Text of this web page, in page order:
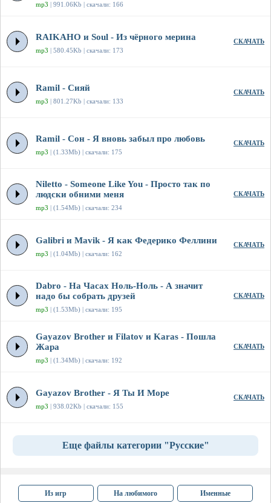
mp3 | 991.06Kb | скачали: 166
RAIKAHO и Soul - Из чёрного мерина
mp3 | 580.45Kb | скачали: 173
СКАЧАТЬ
Ramil - Сияй
mp3 | 801.27Kb | скачали: 133
СКАЧАТЬ
Ramil - Сон - Я вновь забыл про любовь
mp3 | (1.33Mb) | скачали: 175
СКАЧАТЬ
Niletto - Someone Like You - Просто так по
людски обними меня
mp3 | (1.54Mb) | скачали: 234
СКАЧАТЬ
Galibri и Mavik - Я как Федерико Феллини
mp3 | (1.04Mb) | скачали: 162
СКАЧАТЬ
Dabro - На Часах Ноль-Ноль - А значит
надо бы собрать друзей
mp3 | (1.53Mb) | скачали: 195
СКАЧАТЬ
Gayazov Brother и Filatov и Karas - Пошла
Жара
mp3 | (1.34Mb) | скачали: 192
СКАЧАТЬ
Gayazov Brother - Я Ты И Море
mp3 | 938.02Kb | скачали: 155
СКАЧАТЬ
Еще файлы категории "Русские"
Из игр На любимого Именные